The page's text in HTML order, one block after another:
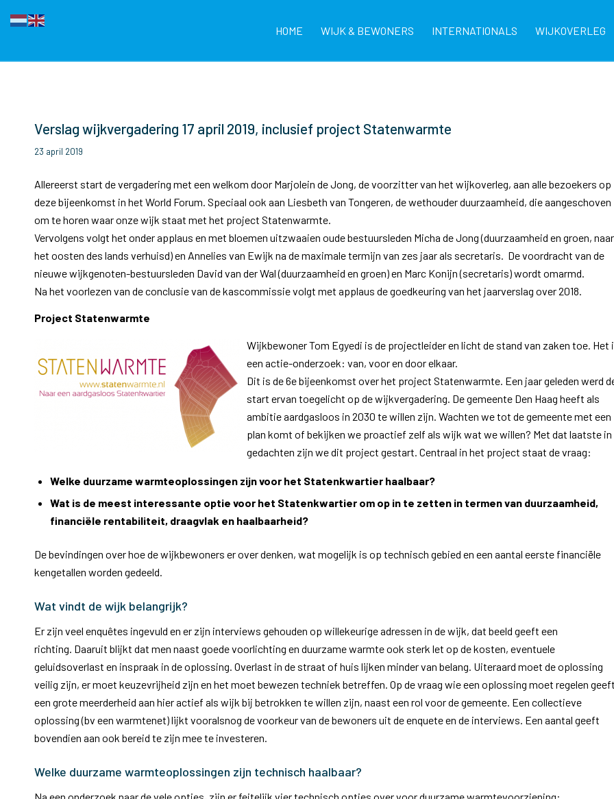
HOME WIJK & BEWONERS INTERNATIONALS WIJKOVERLEG
Verslag wijkvergadering 17 april 2019, inclusief project Statenwarmte
23 april 2019
Allereerst start de vergadering met een welkom door Marjolein de Jong, de voorzitter van het wijkoverleg, aan alle bezoekers op
deze bijeenkomst in het World Forum. Speciaal ook aan Liesbeth van Tongeren, de wethouder duurzaamheid, die aangeschoven
om te horen waar onze wijk staat met het project Statenwarmte.
Vervolgens volgt het onder applaus en met bloemen uitzwaaien oude bestuursleden Micha de Jong (duurzaamheid en groen, naar
het oosten des lands verhuisd) en Annelies van Ewijk na de maximale termijn van zes jaar als secretaris. De voordracht van de
nieuwe wijkgenoten-bestuursleden David van der Wal (duurzaamheid en groen) en Marc Konijn (secretaris) wordt omarmd.
Na het voorlezen van de conclusie van de kascommissie volgt met applaus de goedkeuring van het jaarverslag over 2018.
Project Statenwarmte
Wijkbewoner Tom Egyedi is de projectleider en licht de stand van zaken toe. Het
een actie-onderzoek: van, voor en door elkaar.
Dit is de 6e bijeenkomst over het project Statenwarmte. Een jaar geleden werd
start ervan toegelicht op de wijkvergadering. De gemeente Den Haag heeft als
ambitie aardgasloos in 2030 te willen zijn. Wachten we tot de gemeente met een
plan komt of bekijken we proactief zelf als wijk wat we willen? Met dat laatste in
gedachten zijn we dit project gestart. Centraal in het project staat de vraag:
Welke duurzame warmteoplossingen zijn voor het Statenkwartier haalbaar?
Wat is de meest interessante optie voor het Statenkwartier om op in te zetten in termen van duurzaamheid,
financiële rentabiliteit, draagvlak en haalbaarheid?
De bevindingen over hoe de wijkbewoners er over denken, wat mogelijk is op technisch gebied en een aantal eerste financiële
kengetallen worden gedeeld.
Wat vindt de wijk belangrijk?
Er zijn veel enquêtes ingevuld en er zijn interviews gehouden op willekeurige adressen in de wijk, dat beeld geeft een
richting. Daaruit blijkt dat men naast goede voorlichting en duurzame warmte ook sterk let op de kosten, eventuele
geluidsoverlast en inspraak in de oplossing. Overlast in de straat of huis lijken minder van belang. Uiteraard moet de oplossing
veilig zijn, er moet keuzevrijheid zijn en het moet bewezen techniek betreffen. Op de vraag wie een oplossing moet regelen
een grote meerderheid aan hier actief als wijk bij betrokken te willen zijn, naast een rol voor de gemeente. Een collectieve
oplossing (bv een warmtenet) lijkt vooralsnog de voorkeur van de bewoners uit de enquete en de interviews. Een aantal geeft
bovendien aan ook bereid te zijn mee te investeren.
Welke duurzame warmteoplossingen zijn technisch haalbaar?
Na een onderzoek naar de vele opties, zijn er feitelijk vier technisch opties over voor duurzame warmtevoorziening: